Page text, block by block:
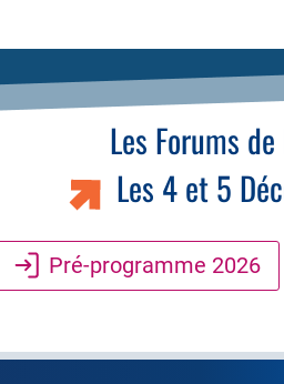
Les Forums de
Les 4 et 5
Pré-programme 2026